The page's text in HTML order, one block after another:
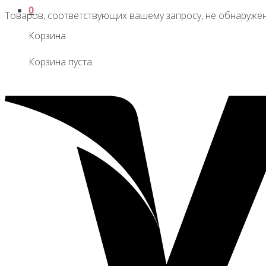
0
Корзина
Корзина пуста.
Товаров, соответствующих вашему запросу, не